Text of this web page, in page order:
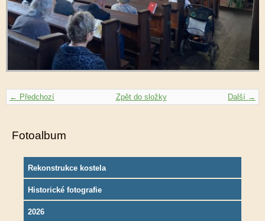
← Předchozí Další →
Zpět do složky
Fotoalbum
Rekonstrukce kostela
Historické fotografie
2026